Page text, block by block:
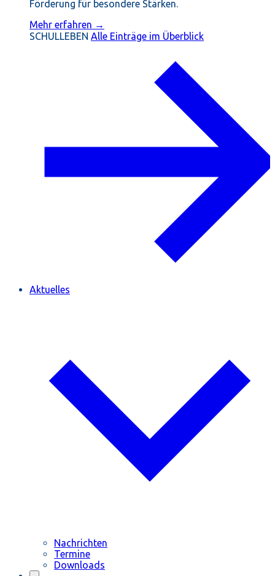
Förderung für besondere Stärken.
Mehr erfahren →
SCHULLEBEN Alle Einträge im Überblick
Aktuelles
Nachrichten
Termine
Downloads